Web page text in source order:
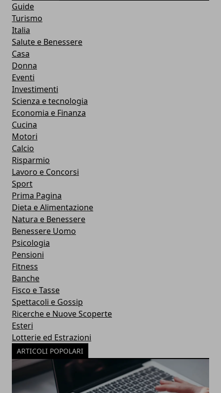
Guide
Turismo
Italia
Salute e Benessere
Casa
Donna
Eventi
Investimenti
Scienza e tecnologia
Economia e Finanza
Cucina
Motori
Calcio
Risparmio
Lavoro e Concorsi
Sport
Prima Pagina
Dieta e Alimentazione
Natura e Benessere
Benessere Uomo
Psicologia
Pensioni
Fitness
Banche
Fisco e Tasse
Spettacoli e Gossip
Ricerche e Nuove Scoperte
Esteri
Lotterie ed Estrazioni
ARTICOLI POPOLARI